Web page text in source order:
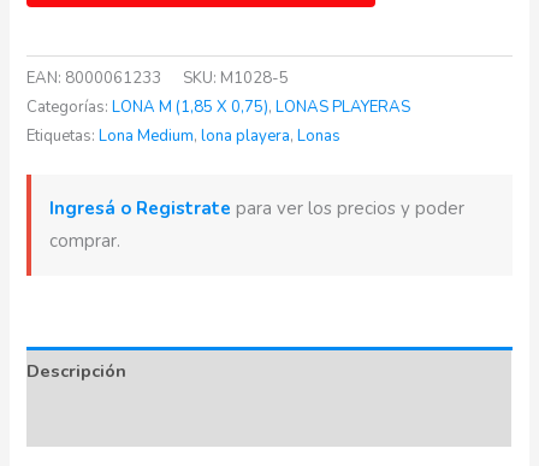
EAN: 8000061233 SKU: M1028-5
Categorías:LONA M (1,85 X 0,75),LONAS PLAYERAS
Etiquetas:Lona Medium,lona playera,Lonas
Ingresá o Registrate para ver los precios y poder
comprar.
Descripción